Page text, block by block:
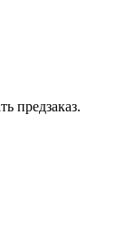
предзаказ.